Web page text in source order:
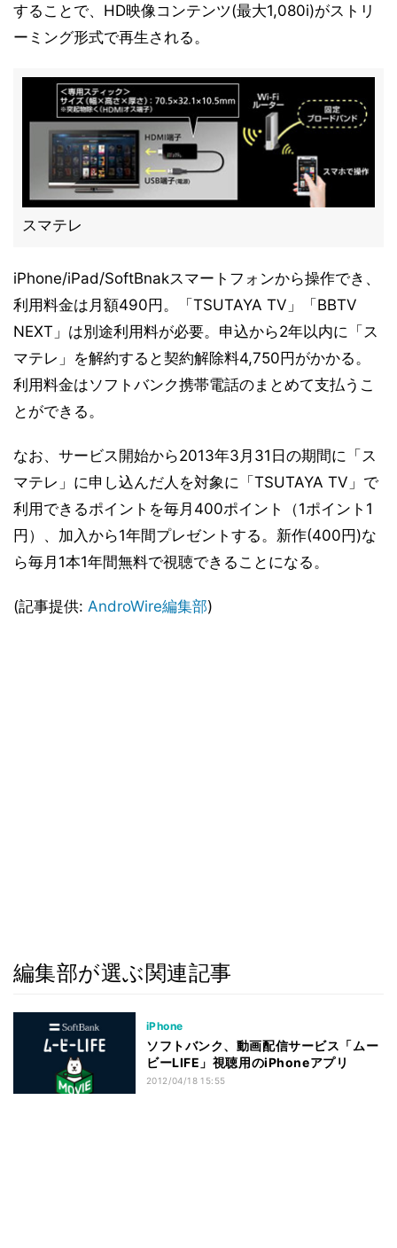
することで、HD映像コンテンツ(最大1,080i)がストリ
ーミング形式で再生される。
スマテレ
iPhone/iPad/SoftBnakスマートフォンから操作でき、
利用料金は月額490円。「TSUTAYA TV」「BBTV
NEXT」は別途利用料が必要。申込から2年以内に「ス
マテレ」を解約すると契約解除料4,750円がかかる。
利用料金はソフトバンク携帯電話のまとめて支払うこ
とができる。
なお、サービス開始から2013年3月31日の期間に「ス
マテレ」に申し込んだ人を対象に「TSUTAYA TV」で
利用できるポイントを毎月400ポイント（1ポイント1
円）、加入から1年間プレゼントする。新作(400円)な
ら毎月1本1年間無料で視聴できることになる。
(記事提供: AndroWire編集部)
編集部が選ぶ関連記事
iPhone
ソフトバンク、動画配信サービス「ムー
ビーLIFE」視聴用のiPhoneアプリ
2012/04/18 15:55